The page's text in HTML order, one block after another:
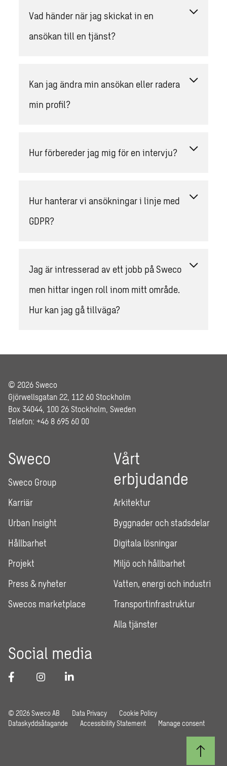
Vad händer när jag skickat in en
ansökan till en tjänst?
Kan jag ändra min ansökan eller radera
min profil?
Hur förbereder jag mig för en intervju?
Hur hanterar vi ansökningar i linje med
GDPR?
Jag är intresserad av ett jobb på Sweco
men hittar ingen roll inom mitt område.
Hur kan jag gå tillväga?
© 2026 Sweco
Gjörwellsgatan 22, 112 60 Stockholm
Box 34044, 100 26 Stockholm, Sweden
Telefon: +46 8 695 60 00
Sweco
Sweco Group
Karriär
Urban Insight
Hållbarhet
Projekt
Press & nyheter
Swecos marketplace
Vårt
erbjudande
Arkitektur
Byggnader och stadsdelar
Digitala lösningar
Miljö och hållbarhet
Vatten, energi och industri
Transportinfrastruktur
Alla tjänster
Social media
© 2026 Sweco AB Data Privacy
Cookie Policy
Dataskyddsåtagande
Accessibility Statement Manage consent